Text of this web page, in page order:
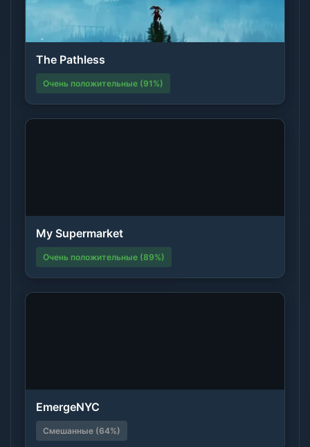
The Pathless
Очень положительные (91%)
My Supermarket
Очень положительные (89%)
EmergeNYC
Смешанные (64%)